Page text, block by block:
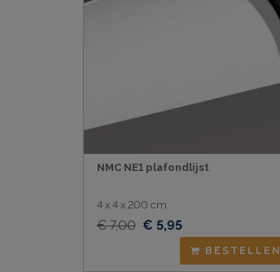
NMC NE1 plafondlijst
4 x 4 x 200 cm
€ 7,00 € 5,95
BESTELLEN